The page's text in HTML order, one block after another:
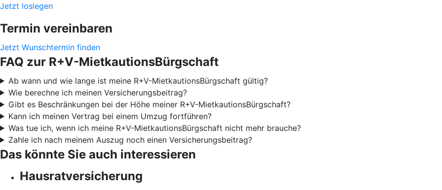
Jetzt loslegen
Termin vereinbaren
Jetzt Wunschtermin finden
FAQ zur R+V-MietkautionsBürgschaft
Ab wann und wie lange ist meine R+V-MietkautionsBürgschaft gültig?
Wie berechne ich meinen Versicherungsbeitrag?
Gibt es Beschränkungen bei der Höhe meiner R+V-MietkautionsBürgschaft?
Kann ich meinen Vertrag bei einem Umzug fortführen?
Was tue ich, wenn ich meine R+V-MietkautionsBürgschaft nicht mehr brauche?
Zahle ich nach meinem Auszug noch einen Versicherungsbeitrag?
Das könnte Sie auch interessieren
Hausratversicherung